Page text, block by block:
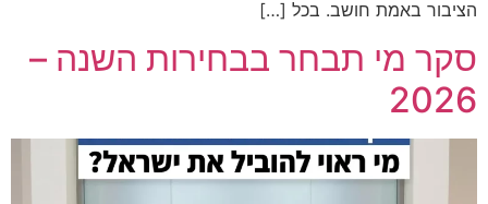
הציבור באמת חושב. בכל […]
סקר מי תבחר בבחירות השנה –
2026